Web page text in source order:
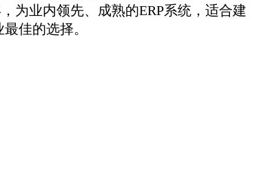
为业内领先、成熟的ERP系统，适合建
佳的选择。